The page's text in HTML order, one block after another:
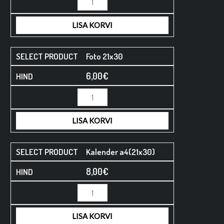
LISA KORVI
Foto 21x30
6,00€
LISA KORVI
Kalender a4(21x30)
8,00€
LISA KORVI